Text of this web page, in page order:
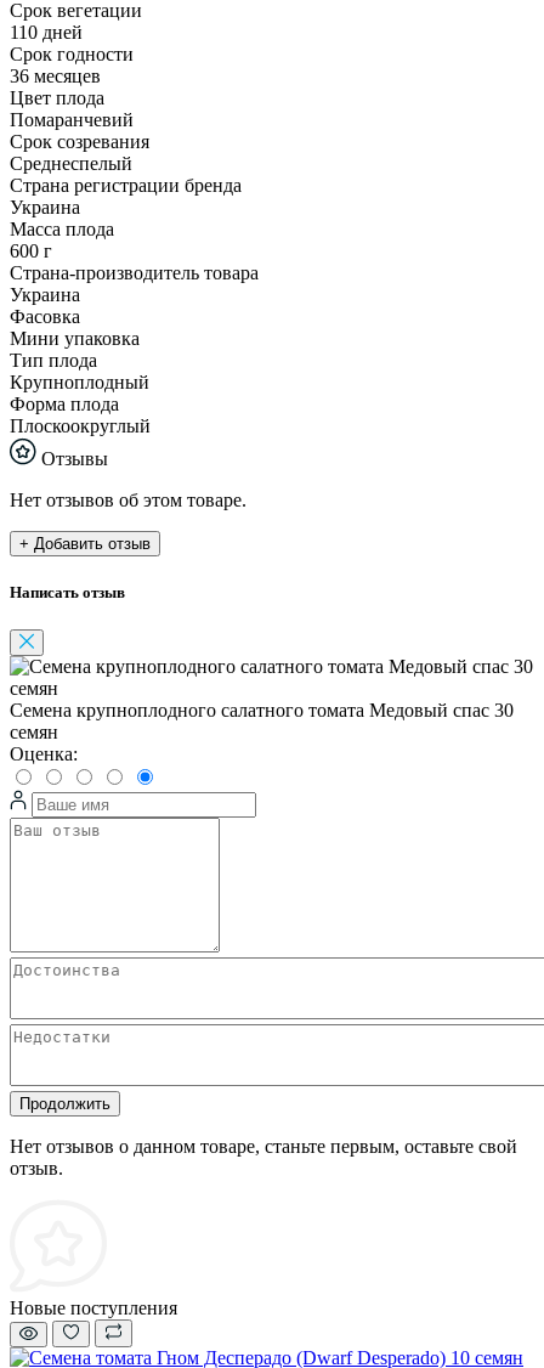
Срок вегетации
110 дней
Срок годности
36 месяцев
Цвет плода
Помаранчевий
Срок созревания
Среднеспелый
Страна регистрации бренда
Украина
Масса плода
600 г
Страна-производитель товара
Украина
Фасовка
Мини упаковка
Тип плода
Крупноплодный
Форма плода
Плоскоокруглый
Отзывы
Нет отзывов об этом товаре.
+ Добавить отзыв
Написать отзыв
Семена крупноплодного салатного томата Медовый спас 30
семян
Оценка:
Продолжить
Нет отзывов о данном товаре, станьте первым, оставьте свой
отзыв.
Новые поступления